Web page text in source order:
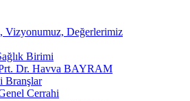
Vizyonumuz, Değerlerimiz
Birimi
Dr. Havva BAYRAM
Branşlar
Cerrahi